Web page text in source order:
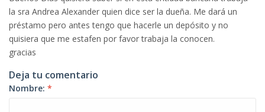
la sra Andrea Alexander quien dice ser la dueña. Me dará un
préstamo pero antes tengo que hacerle un depósito y no
quisiera que me estafen por favor trabaja la conocen.
gracias
Deja tu comentario
Nombre: *